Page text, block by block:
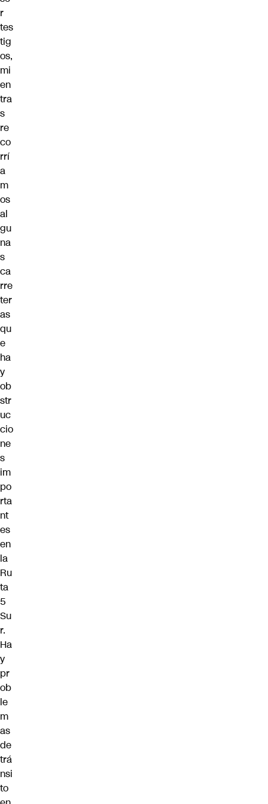
r
tes
tig
os,
mi
en
tra
s
re
co
rrí
a
m
os
al
gu
na
s
ca
rre
ter
as
qu
e
ha
y
ob
str
uc
cio
ne
s
im
po
rta
nt
es
en
la
Ru
ta
5
Su
r.
Ha
y
pr
ob
le
m
as
de
trá
nsi
to